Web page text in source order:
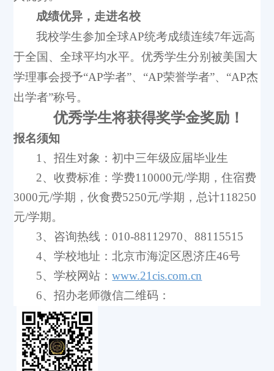
成绩优异，走进名校
我校学生参加全球AP统考成绩连续7年远高
于全国、全球平均水平。优秀学生分别被美国大
学理事会授予“AP学者”、“AP荣誉学者”、“AP杰
出学者”称号。
优秀学生将获得奖学金奖励！
报名须知
1 、招生对象：初中三年级应届毕业生
2、收费标准：学费110000元/学期，住宿费
3000元/学期，伙食费5250元/学期，总计118250
元/学期。
3、咨询热线：010-88112970、88115515
4、学校地址：北京市海淀区恩济庄46号
5、学校网站：www.21cis.com.cn
6、招办老师微信二维码：